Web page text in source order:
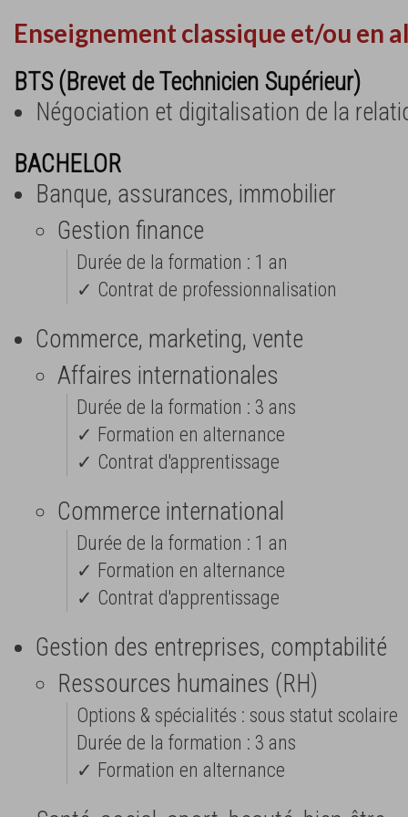
Enseignement classique et/ou en
BTS (Brevet de Technicien Supérieur)
Négociation et digitalisation de la
BACHELOR
Banque, assurances, immobilier
Gestion finance
Durée de la formation : 1 an
✓ Contrat de professionnalisation
Commerce, marketing, vente
Affaires internationales
Durée de la formation : 3 ans
✓ Formation en alternance
✓ Contrat d'apprentissage
Commerce international
Durée de la formation : 1 an
✓ Formation en alternance
✓ Contrat d'apprentissage
Gestion des entreprises, comptabilité
Ressources humaines (RH)
Options & spécialités : sous statut scolaire
Durée de la formation : 3 ans
✓ Formation en alternance